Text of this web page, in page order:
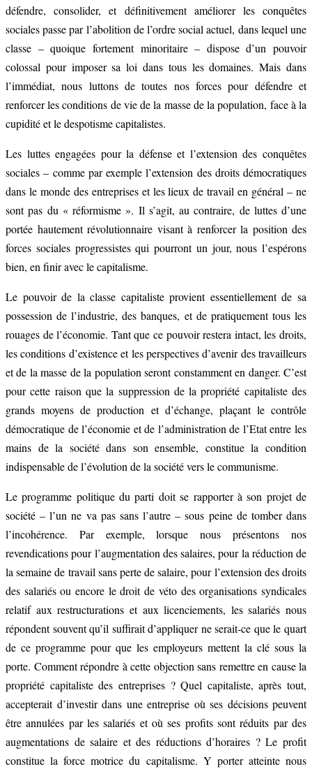
défendre, consolider, et définitivement améliorer les conquêtes
sociales passe par l’abolition de l’ordre social actuel, dans lequel une
classe – quoique fortement minoritaire – dispose d’un pouvoir
colossal pour imposer sa loi dans tous les domaines. Mais dans
l’immédiat, nous luttons de toutes nos forces pour défendre et
renforcer les conditions de vie de la masse de la population, face à la
cupidité et le despotisme capitalistes.
Les luttes engagées pour la défense et l’extension des conquêtes
sociales – comme par exemple l’extension des droits démocratiques
dans le monde des entreprises et les lieux de travail en général – ne
sont pas du « réformisme ». Il s’agit, au contraire, de luttes d’une
portée hautement révolutionnaire visant à renforcer la position des
forces sociales progressistes qui pourront un jour, nous l’espérons
bien, en finir avec le capitalisme.
Le pouvoir de la classe capitaliste provient essentiellement de sa
possession de l’industrie, des banques, et de pratiquement tous les
rouages de l’économie. Tant que ce pouvoir restera intact, les droits,
les conditions d’existence et les perspectives d’avenir des travailleurs
et de la masse de la population seront constamment en danger. C’est
pour cette raison que la suppression de la propriété capitaliste des
grands moyens de production et d’échange, plaçant le contrôle
démocratique de l’économie et de l’administration de l’Etat entre les
mains de la société dans son ensemble, constitue la condition
indispensable de l’évolution de la société vers le communisme.
Le programme politique du parti doit se rapporter à son projet de
société – l’un ne va pas sans l’autre – sous peine de tomber dans
l’incohérence. Par exemple, lorsque nous présentons nos
revendications pour l’augmentation des salaires, pour la réduction de
la semaine de travail sans perte de salaire, pour l’extension des droits
des salariés ou encore le droit de véto des organisations syndicales
relatif aux restructurations et aux licenciements, les salariés nous
répondent souvent qu’il suffirait d’appliquer ne serait-ce que le quart
de ce programme pour que les employeurs mettent la clé sous la
porte. Comment répondre à cette objection sans remettre en cause la
propriété capitaliste des entreprises ? Quel capitaliste, après tout,
accepterait d’investir dans une entreprise où ses décisions peuvent
être annulées par les salariés et où ses profits sont réduits par des
augmentations de salaire et des réductions d’horaires ? Le profit
constitue la force motrice du capitalisme. Y porter atteinte nous